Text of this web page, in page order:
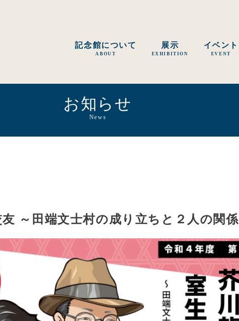
記念館について
ABOUT
展示
EXHIBITION
イベント
EVENT
お知らせ
News
～田端文士村の成り立ちと２人の関係